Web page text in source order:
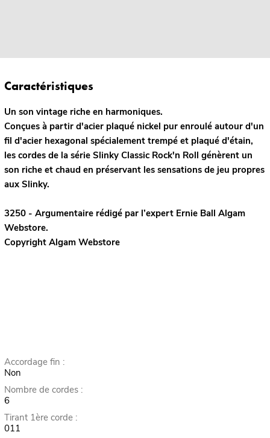
Caractéristiques
Un son vintage riche en harmoniques.
Conçues à partir d'acier plaqué nickel pur enroulé autour d'un
fil d'acier hexagonal spécialement trempé et plaqué d'étain,
les cordes de la série Slinky Classic Rock'n Roll génèrent un
son riche et chaud en préservant les sensations de jeu propres
aux Slinky.
3250 - Argumentaire rédigé par l’expert Ernie Ball Algam
Webstore.
Copyright Algam Webstore
Accordage fin :
Non
Nombre de cordes :
6
Tirant 1ère corde :
011